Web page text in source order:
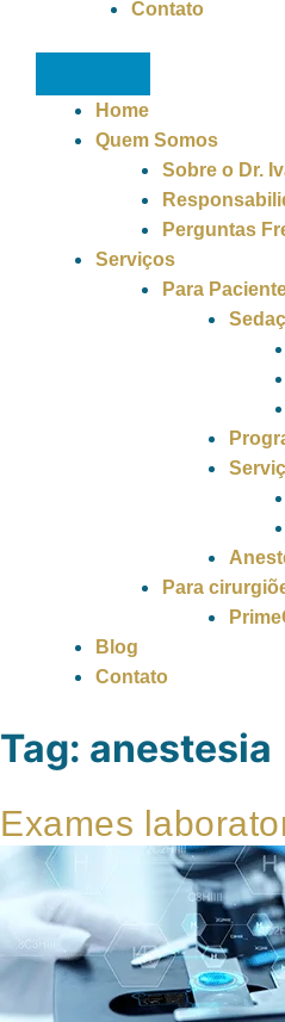
Contato
Home
Quem Somos
Sobre o Dr.
Perguntas
Serviços
Para
Para
Blog
Contato
Tag: anestesia
Exames